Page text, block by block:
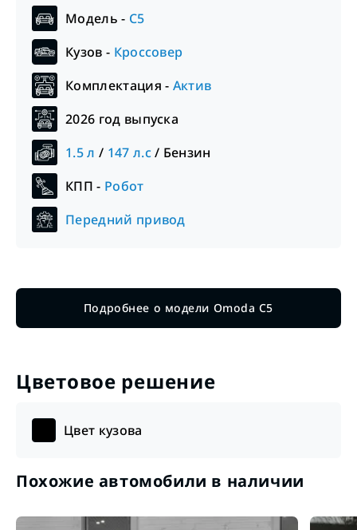
Модель - C5
Кузов - Кроссовер
Комплектация - Актив
2026 год выпуска
1.5л / 147 л.с/ Бензин
КПП - Робот
Передний привод
Подробнее о модели Omoda C5
Цветовое решение
Цвет кузова
Похожие автомобили в наличии